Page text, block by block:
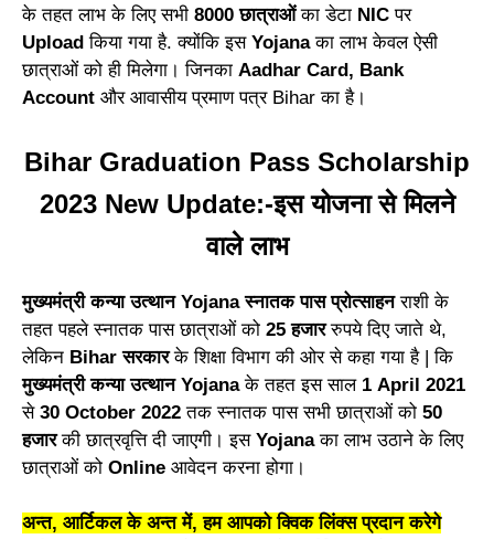
के तहत लाभ के लिए सभी 8000 छात्राओंका डेटा NIC पर
Upload किया गया है. क्योंकि इस Yojanaका लाभ केवल ऐसी
छात्राओं को ही मिलेगा। जिनका Aadhar Card, Bank
Account और आवासीय प्रमाण पत्र Bihar का है।
Bihar Graduation Pass Scholarship
2023 New Update:-इस योजना से मिलने
वाले लाभ
मुख्यमंत्री कन्या उत्थान Yojana स्नातक पास प्रोत्साहनराशी के
तहत पहले स्नातक पास छात्राओं को 25 हजाररुपये दिए जाते थे,
लेकिन Bihar सरकारके शिक्षा विभाग की ओर से कहा गया है | कि
मुख्यमंत्री कन्या उत्थान Yojanaके तहत इस साल 1 April 2021
से 30 October 2022 तक स्नातक पास सभी छात्राओं को 50
हजारकी छात्रवृत्ति दी जाएगी। इस Yojanaका लाभ उठाने के लिए
छात्राओं को Online आवेदन करना होगा।
अन्त, आर्टिकल के अन्त में, हम आपको क्विक लिंक्स प्रदान करेगे